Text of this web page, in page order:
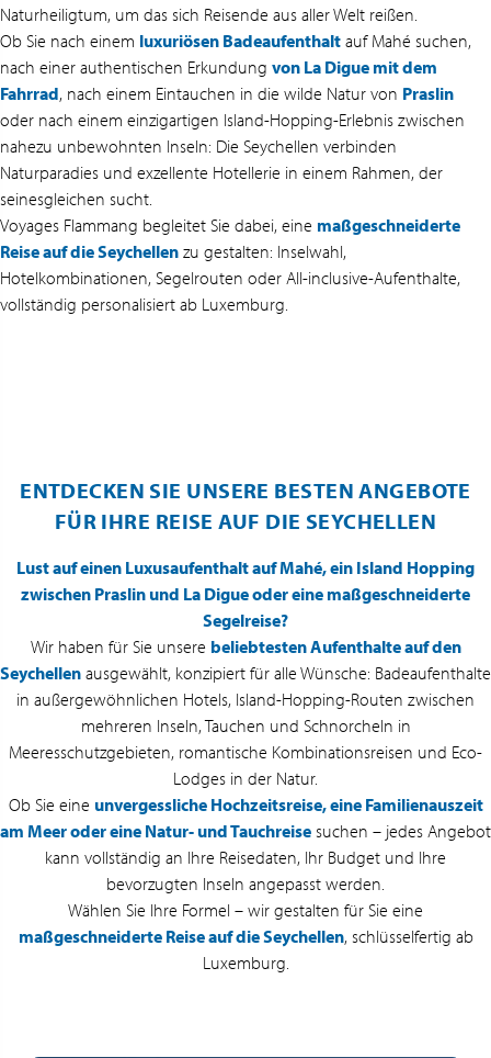
Naturheiligtum, um das sich Reisende aus aller Welt reißen.
Ob Sie nach einem luxuriösen Badeaufenthalt auf Mahé suchen,
nach einer authentischen Erkundung von La Digue mit dem
Fahrrad, nach einem Eintauchen in die wilde Natur von Praslin
oder nach einem einzigartigen Island-Hopping-Erlebnis zwischen
nahezu unbewohnten Inseln: Die Seychellen verbinden
Naturparadies und exzellente Hotellerie in einem Rahmen, der
seinesgleichen sucht.
Voyages Flammang begleitet Sie dabei, eine maßgeschneiderte
Reise auf die Seychellen zu gestalten: Inselwahl,
Hotelkombinationen, Segelrouten oder All-inclusive-Aufenthalte,
vollständig personalisiert ab Luxemburg.
ENTDECKEN SIE UNSERE BESTEN ANGEBOTE
FÜR IHRE REISE AUF DIE SEYCHELLEN
Lust auf einen Luxusaufenthalt auf Mahé, ein Island Hopping
zwischen Praslin und La Digue oder eine maßgeschneiderte
Segelreise?
Wir haben für Sie unsere beliebtesten Aufenthalte auf den
Seychellen ausgewählt, konzipiert für alle Wünsche: Badeaufenthalte
in außergewöhnlichen Hotels, Island-Hopping-Routen zwischen
mehreren Inseln, Tauchen und Schnorcheln in
Meeresschutzgebieten, romantische Kombinationsreisen und Eco-
Lodges in der Natur.
Ob Sie eine unvergessliche Hochzeitsreise, eine Familienauszeit
am Meer oder eine Natur- und Tauchreise suchen – jedes Angebot
kann vollständig an Ihre Reisedaten, Ihr Budget und Ihre
bevorzugten Inseln angepasst werden.
Wählen Sie Ihre Formel – wir gestalten für Sie eine
maßgeschneiderte Reise auf die Seychellen, schlüsselfertig ab
Luxemburg.